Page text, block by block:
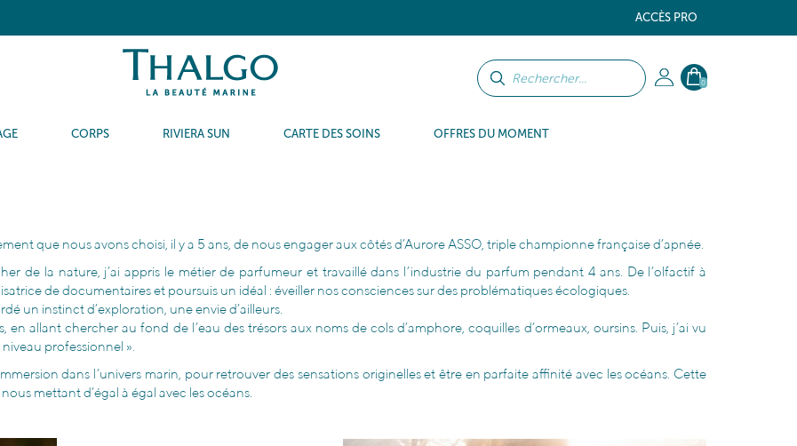
ACCÈS PRO
0
CORPS RIVIERA SUN CARTE DES SOINS OFFRES DU MOMENT
que nous avons choisi, il y a 5 ans, de nous engager aux côtés d’Aurore ASSO, triple championne française d’apnée.
de la nature, j’ai appris le métier de parfumeur et travaillé dans l’industrie du parfum pendant 4 ans. De l’olfactif à
de documentaires et poursuis un idéal : éveiller nos consciences sur des problématiques écologiques.
un instinct d’exploration, une envie d’ailleurs.
en allant chercher au fond de l’eau des trésors aux noms de cols d’amphore, coquilles d’ormeaux, oursins. Puis, j’ai vu
professionnel ».
dans l’univers marin, pour retrouver des sensations originelles et être en parfaite affinité avec les océans. Cette
mettant d’égal à égal avec les océans.